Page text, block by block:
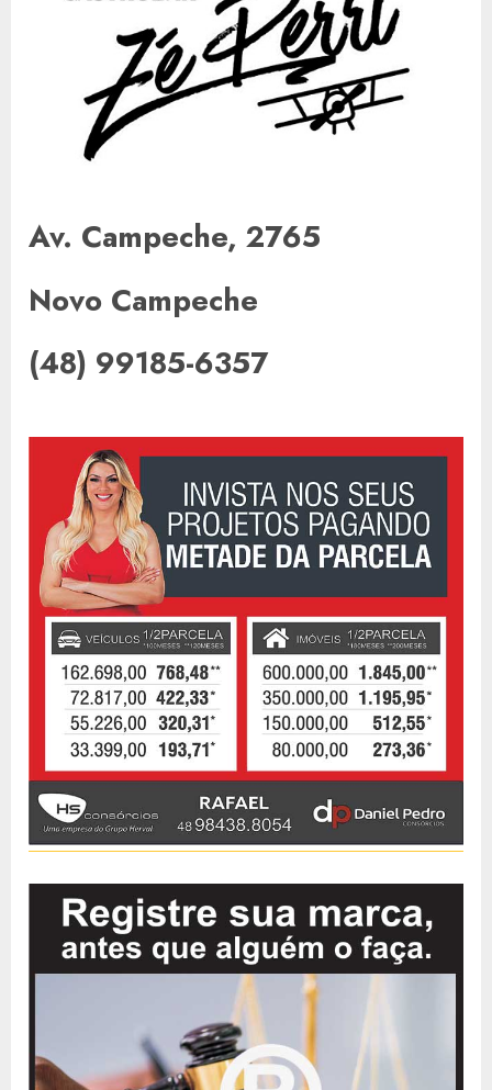
Av. Campeche, 2765
Novo Campeche
(48) 99185-6357